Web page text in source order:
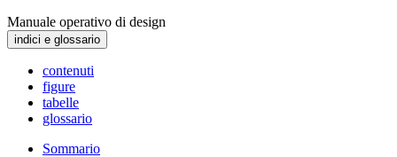
Manuale operativo di design
indici e glossario
contenuti
figure
tabelle
glossario
Sommario